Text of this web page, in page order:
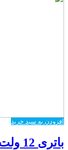
افزودن به سبد خرید
باتری 12 ولت 7 آمپر سِهِی (SEHEY)